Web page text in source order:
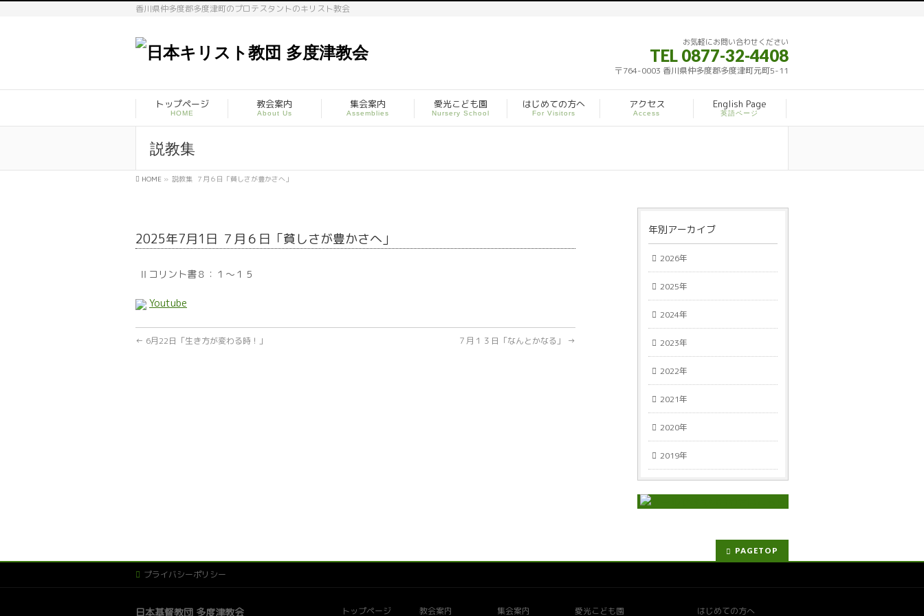
香川県仲多度郡多度津町のプロテスタントのキリスト教会
お気軽にお問い合わせください
TEL 0877-32-4408
〒764-0003 香川県仲多度郡多度津町元町5-11
トップページ
HOME
教会案内
About Us
集会案内
Assemblies
愛光こども園
Nursery School
はじめての方へ
For Visitors
アクセス
Access
English Page
英語ページ
説教集
HOME » 説教集 ７月６日「貧しさが豊かさへ」
2025年7月1日 ７月６日「貧しさが豊かさへ」
Ⅱコリント書８：１～１５
Youtube
← 6月22日「生き方が変わる時！」 ７月１３日「なんとかなる」 →
年別アーカイブ
2026年
2025年
2024年
2023年
2022年
2021年
2020年
2019年
PAGETOP
プライバシーポリシー
日本基督教団 多度津教会 トップページ 教会案内 集会案内 愛光こども園 はじめての方へ